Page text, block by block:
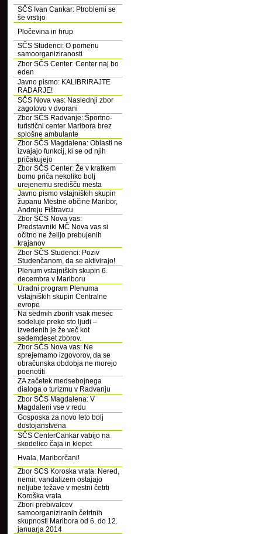
SČS Ivan Cankar: Ptroblemi se
še vrstijo
Pločevina in hrup
SČS Studenci: O pomenu
samoorganiziranosti
Zbor SČS Center: Center naj bo
eden
Javno pismo: KALIBRIRAJTE
RADARJE!
SČS Nova vas: Naslednji zbor
zagotovo v dvorani
Zbor SČS Radvanje: Športno-
turistični center Maribora brez
splošne ambulante
Zbor SČS Magdalena: Oblasti ne
izvajajo funkcij, ki se od njih
pričakujejo
Zbor SČS Center: Že v kratkem
bomo priča nekoliko bolj
urejenemu središču mesta
Javno pismo vstajniških skupin
županu Mestne občine Maribor,
Andreju Fištravcu
Zbor SČS Nova vas:
Predstavniki MČ Nova vas si
očitno ne želijo prebujenih
krajanov
Zbor SČS Studenci: Poziv
Studenčanom, da se aktivirajo!
Plenum vstajniških skupin 6.
decembra v Mariboru
Uradni program Plenuma
vstajniških skupin Centralne
evrope
Na sedmih zborih vsak mesec
sodeluje preko sto ljudi –
izvedenih je že več kot
sedemdeset zborov.
Zbor SČS Nova vas: Ne
sprejemamo izgovorov, da se
obračunska obdobja ne morejo
poenotiti
ZA začetek medsebojnega
dialoga o turizmu v Radvanju
Zbor SČS Magdalena: V
Magdaleni vse v redu
Gosposka za novo leto bolj
dostojanstvena
SČS CenterCankar vabijo na
skodelico čaja in klepet
Hvala, Mariborčani!
Zbor SCS Koroska vrata: Nered,
nemir, vandalizem ostajajo
neljube težave v mestni četrti
Koroška vrata
Zbori prebivalcev
samoorganiziranih četrtnih
skupnosti Maribora od 6. do 12.
januarja 2014